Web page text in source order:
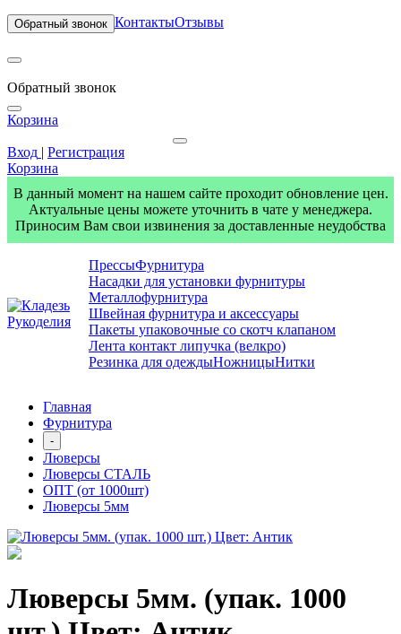
Обратный звонок КонтактыОтзывы
Обратный звонок
Корзина
Вход | Регистрация
Корзина
В данный момент на нашем сайте проходит обновление цен.
Актуальные цены можете уточнить в чате у менеджера.
Приносим Вам свои извинения за доставленные неудобства
ПрессыФурнитура
Насадки для установки фурнитуры
Металлофурнитура
Швейная фурнитура и аксессуары
Пакеты упаковочные со скотч клапаном
Лента контакт липучка (велкро)
Резинка для одеждыНожницыНитки
Главная
Фурнитура
-
Люверсы
Люверсы СТАЛЬ
ОПТ (от 1000шт)
Люверсы 5мм
Люверсы 5мм. (упак. 1000